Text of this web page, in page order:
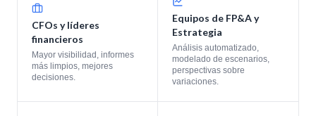
CFOs y líderes
financieros
Mayor visibilidad, informes
más limpios, mejores
decisiones.
Equipos de FP&A y
Estrategia
Análisis automatizado,
modelado de escenarios,
perspectivas sobre
variaciones.